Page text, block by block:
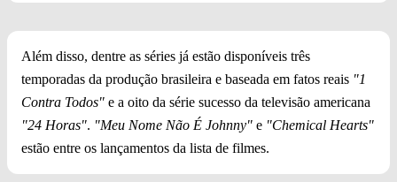
Além disso, dentre as séries já estão disponíveis três
temporadas da produção brasileira e baseada em fatos reais "1
Contra Todos" e a oito da série sucesso da televisão americana
"24 Horas". "Meu Nome Não É Johnny" e "Chemical Hearts"
estão entre os lançamentos da lista de filmes.